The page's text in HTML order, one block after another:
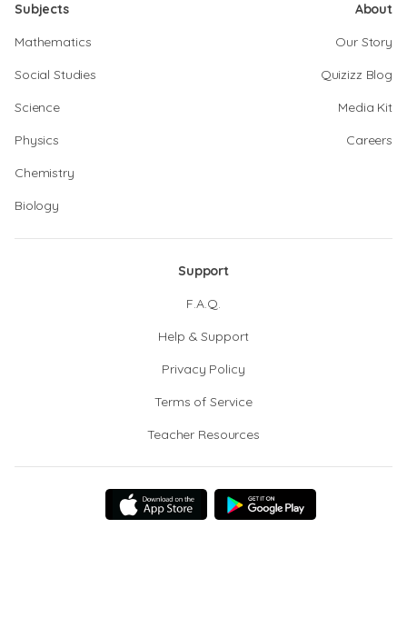
Subjects
Mathematics
Social Studies
Science
Physics
Chemistry
Biology
About
Our Story
Quizizz Blog
Media Kit
Careers
Support
F.A.Q.
Help & Support
Privacy Policy
Terms of Service
Teacher Resources